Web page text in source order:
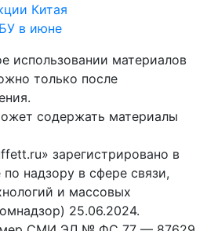
Китая
в июне
использовании материалов
только после
содержать материалы
зарегистрировано в
надзору в сфере связи,
и массовых
25.06.2024.